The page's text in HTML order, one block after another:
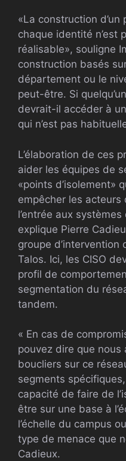
«La construction
chaque identité n’est
réalisable», souligne
construction basés
département ou le
peut-être. Si
devrait-il accéder à
qui n’est pas
L’élaboration de ces
aider les équipes de
«points d’isolement»
empêcher les
l’entrée aux systèmes
explique Pierre
groupe d’intervention
Talos. Ici, les CISO
profil de
segmentation du
tandem.
« En cas de
pouvez dire que nous
boucliers sur ce
segments
capacité de faire de
être sur une base à
l’échelle du campus
type de menace que
Cadieux.